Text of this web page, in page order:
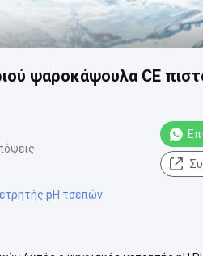
ψαροκάψουλα CE
pH τσεπών